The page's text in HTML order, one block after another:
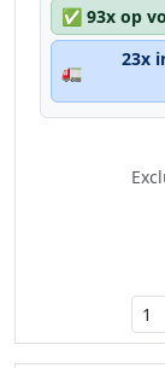
✅ 93x op
🚛
23x